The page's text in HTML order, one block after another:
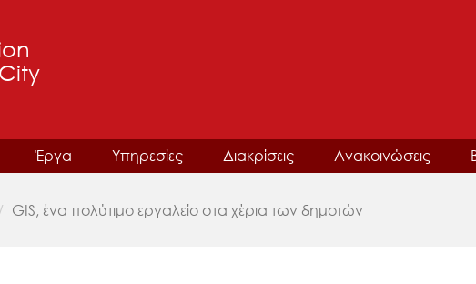
Έργα Υπηρεσίες Διακρίσεις Ανακοινώσεις
GIS, ένα πολύτιμο εργαλείο στα χέρια των δημοτών